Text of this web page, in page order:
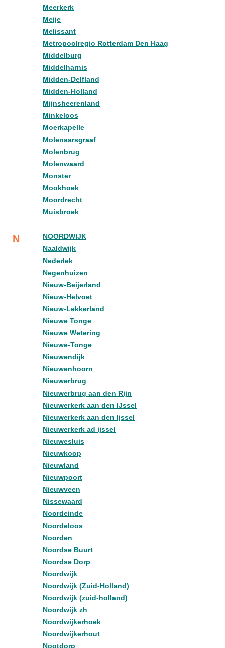
Meerkerk
Meije
Melissant
Metropoolregio Rotterdam Den Haag
Middelburg
Middelharnis
Midden-Delfland
Midden-Holland
Mijnsheerenland
Minkeloos
Moerkapelle
Molenaarsgraaf
Molenbrug
Molenwaard
Monster
Mookhoek
Moordrecht
Muisbroek
N
NOORDWIJK
Naaldwijk
Nederlek
Negenhuizen
Nieuw-Beijerland
Nieuw-Helvoet
Nieuw-Lekkerland
Nieuwe Tonge
Nieuwe Wetering
Nieuwe-Tonge
Nieuwendijk
Nieuwenhoorn
Nieuwerbrug
Nieuwerbrug aan den Rijn
Nieuwerkerk aan den IJssel
Nieuwerkerk aan den Ijssel
Nieuwerkerk ad ijssel
Nieuwesluis
Nieuwkoop
Nieuwland
Nieuwpoort
Nieuwveen
Nissewaard
Noordeinde
Noordeloos
Noorden
Noordse Buurt
Noordse Dorp
Noordwijk
Noordwijk (Zuid-Holland)
Noordwijk (zuid-holland)
Noordwijk zh
Noordwijkerhoek
Noordwijkerhout
Nootdorp